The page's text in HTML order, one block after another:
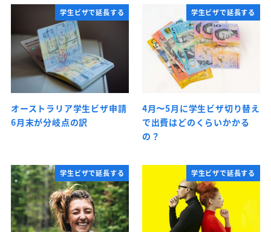
学生ビザで延長する
オーストラリア学生ビザ申請
6月末が分岐点の訳
学生ビザで延長する
4月〜5月に学生ビザ切り替え
で出費はどのくらいかかる
の？
学生ビザで延長する 学生ビザで延長する